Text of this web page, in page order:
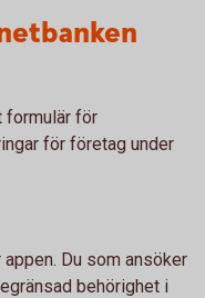
formulär för
för företag under
Du som ansöker
behörighet i